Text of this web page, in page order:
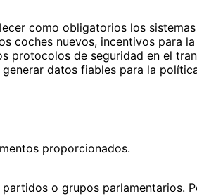
como obligatorios los
coches nuevos, incentivos para
protocolos de seguridad en el
datos fiables para la
proporcionados.
o grupos parlamentarios.